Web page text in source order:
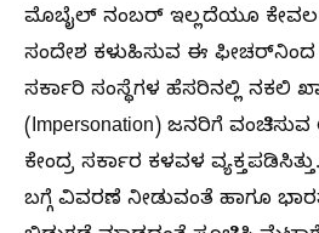
ಮೊಬೈಲ್ ನಂಬರ್ ಇಲ್ಲದೆಯೂ
ಸಂದೇಶ ಕಳುಹಿಸುವ ಈ ಫೀಚರ್‌ನಿಂದ
ಸರ್ಕಾರಿ ಸಂಸ್ಥೆಗಳ ಹೆಸರಿನಲ್ಲಿ ನಕಲಿ
(Impersonation) ಜನರಿಗೆ
ಕೇಂದ್ರ ಸರ್ಕಾರ ಕಳವಳ
ಬಗ್ಗೆ ವಿವರಣೆ ನೀಡುವಂತೆ ಹಾಗೂ